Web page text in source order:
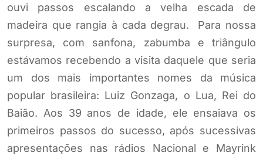
ouvi passos escalando a velha escada de
madeira que rangia à cada degrau. Para nossa
surpresa, com sanfona, zabumba e triângulo
estávamos recebendo a visita daquele que seria
um dos mais importantes nomes da música
popular brasileira: Luiz Gonzaga, o Lua, Rei do
Baião. Aos 39 anos de idade, ele ensaiava os
primeiros passos do sucesso, após sucessivas
apresentações nas rádios Nacional e Mayrink